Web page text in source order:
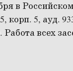
в
корп. 5, ауд.
Работа всех